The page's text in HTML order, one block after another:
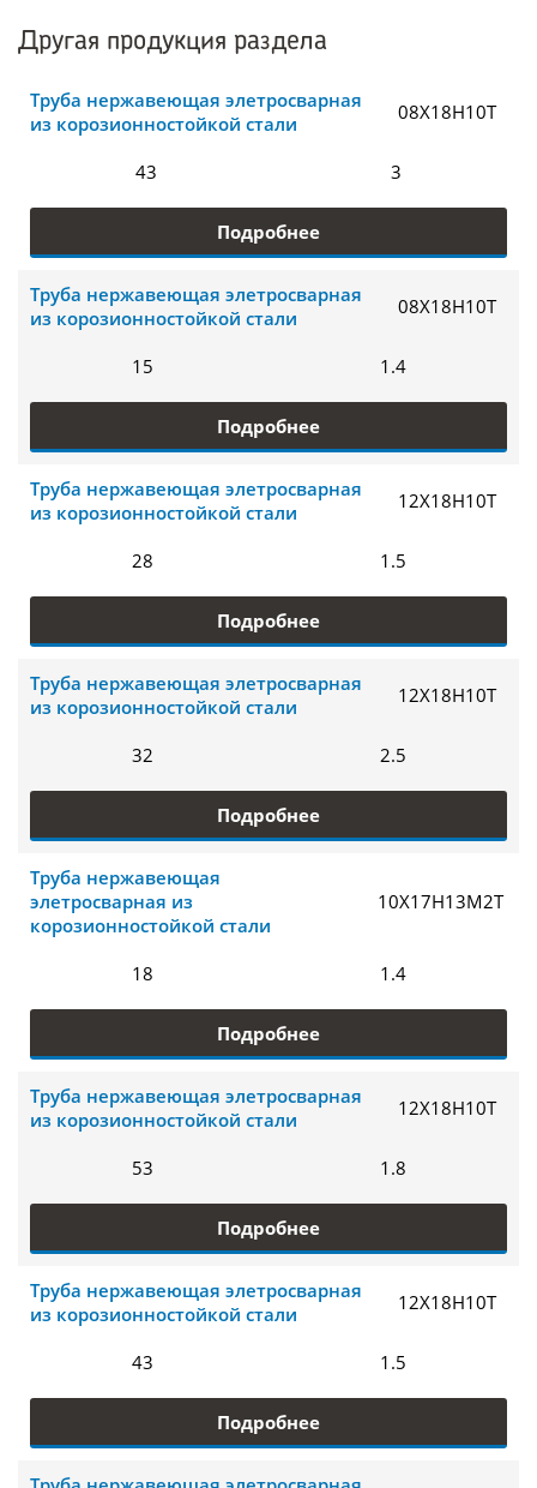
Другая продукция раздела
Труба нержавеющая элетросварная
из корозионностойкой стали
08Х18Н10Т
43 3
Подробнее
Труба нержавеющая элетросварная
из корозионностойкой стали
08Х18Н10Т
15 1.4
Подробнее
Труба нержавеющая элетросварная
из корозионностойкой стали
12Х18Н10Т
28 1.5
Подробнее
Труба нержавеющая элетросварная
из корозионностойкой стали
12Х18Н10Т
32 2.5
Подробнее
Труба нержавеющая
элетросварная из
корозионностойкой стали
10Х17Н13М2Т
18 1.4
Подробнее
Труба нержавеющая элетросварная
из корозионностойкой стали
12Х18Н10Т
53 1.8
Подробнее
Труба нержавеющая элетросварная
из корозионностойкой стали
12Х18Н10Т
43 1.5
Подробнее